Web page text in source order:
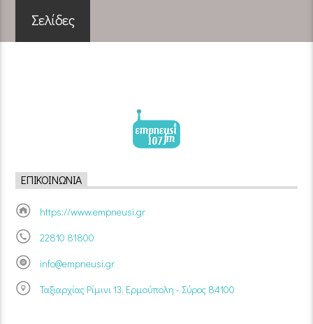
Σελίδες
ΕΠΙΚΟΙΝΩΝΊΑ
https://www.empneusi.gr
22810 81800
info@empneusi.gr
Ταξιαρχίας Ρίμινι 13, Ερμούπολη - Σύρος 84100